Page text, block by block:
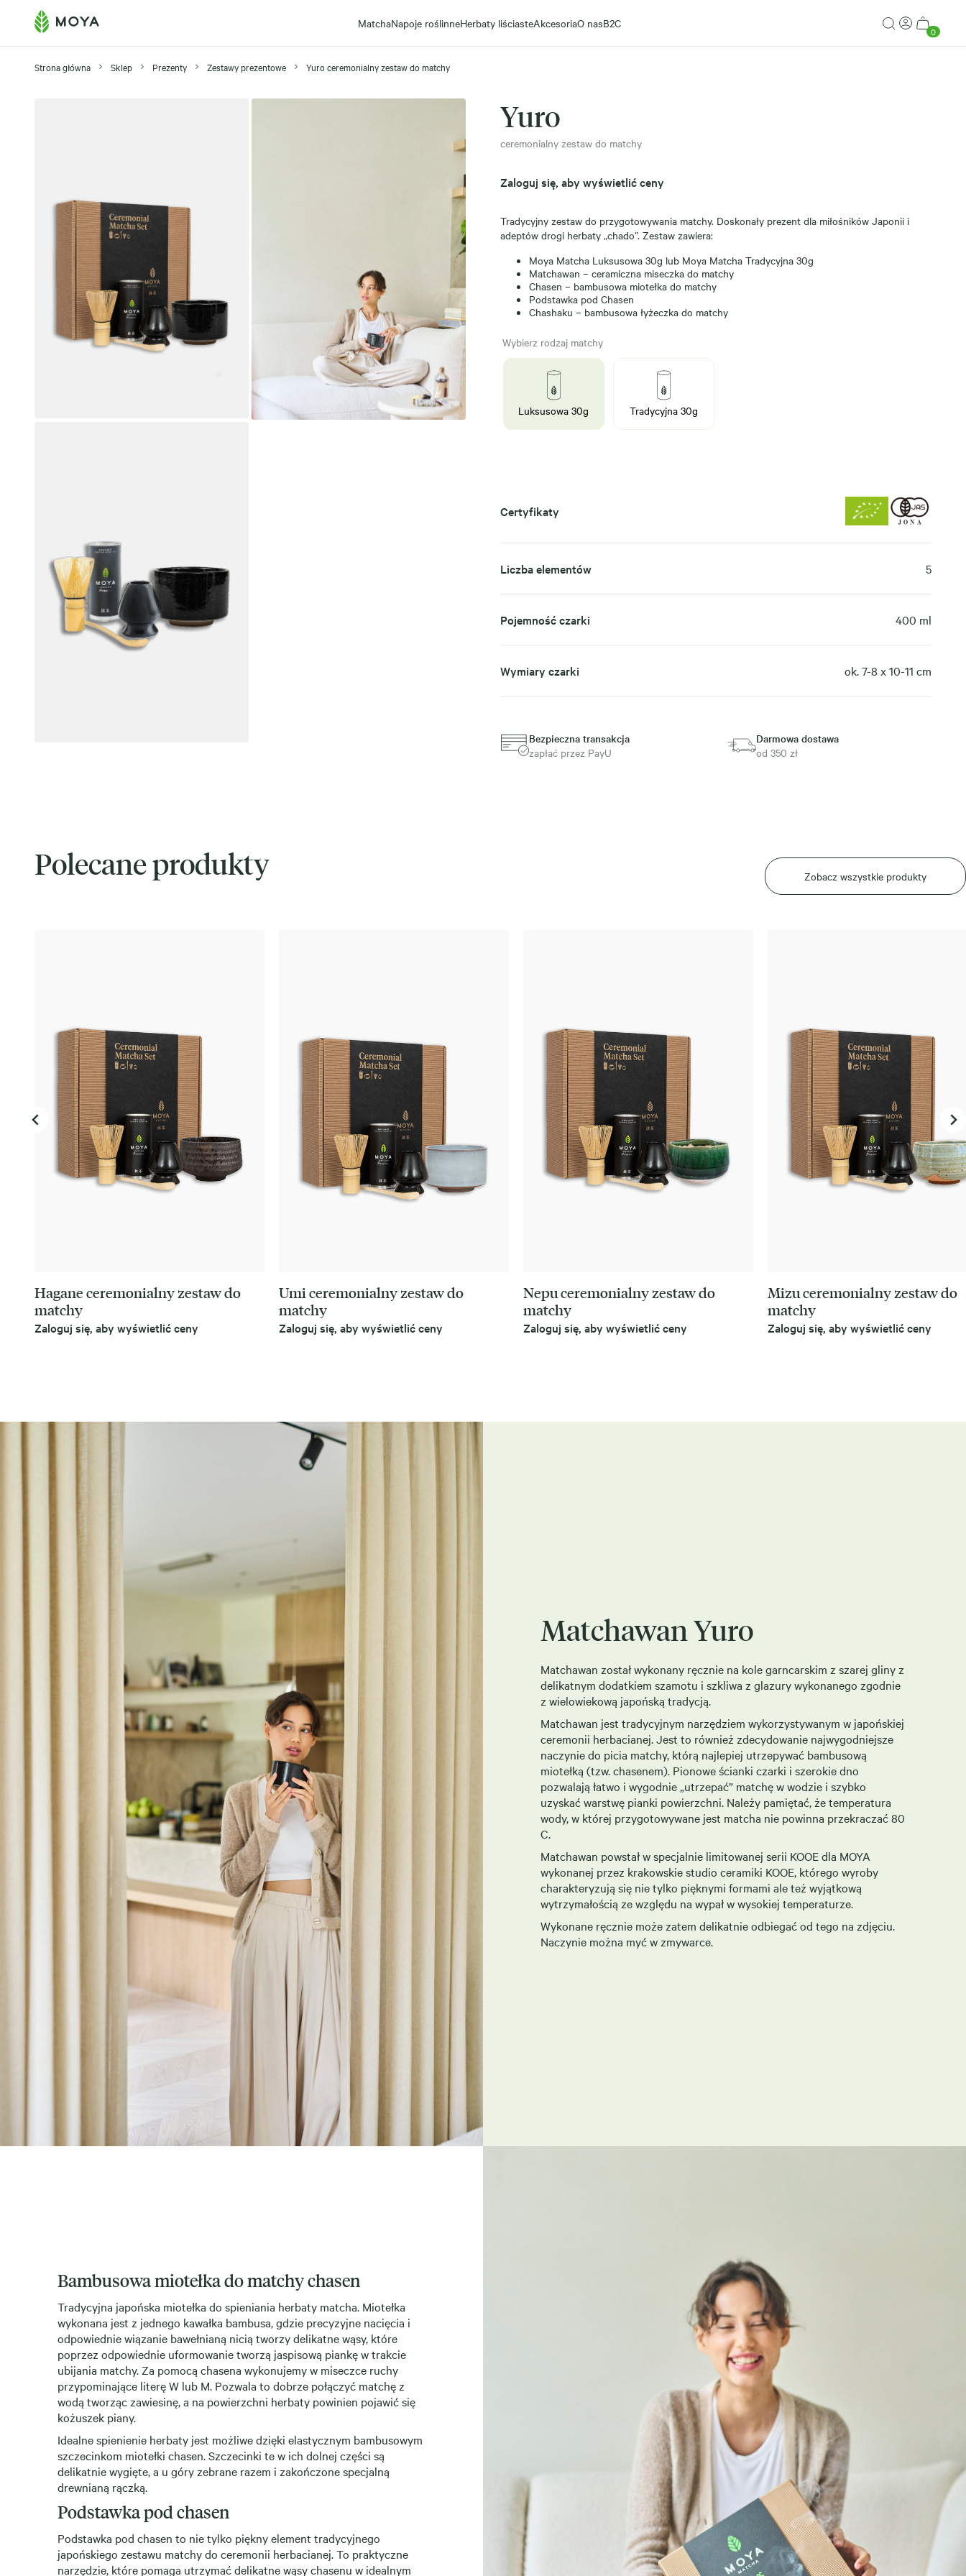
MatchaNapoje roślinneHerbaty liściasteAkcesoriaO nasB2C
0
Strona główna Sklep Prezenty Zestawy prezentowe Yuro ceremonialny zestaw do matchy
Yuro
ceremonialny zestaw do matchy
Zaloguj się, aby wyświetlić ceny
Tradycyjny zestaw do przygotowywania matchy. Doskonały prezent dla miłośników Japonii i
adeptów drogi herbaty „chado”. Zestaw zawiera:
Moya Matcha Luksusowa 30g lub Moya Matcha Tradycyjna 30g
Matchawan – ceramiczna miseczka do matchy
Chasen – bambusowa miotełka do matchy
Podstawka pod Chasen
Chashaku – bambusowa łyżeczka do matchy
Wybierz rodzaj matchy
Luksusowa 30g Tradycyjna 30g
Certyfikaty
Liczba elementów 5
Pojemność czarki 400 ml
Wymiary czarki ok. 7-8 x 10-11 cm
Bezpieczna transakcja
zapłać przez PayU
Darmowa dostawa
od 350 zł
Polecane produkty Zobacz wszystkie produkty
Hagane ceremonialny zestaw do
matchy
Zaloguj się, aby wyświetlić ceny
Umi ceremonialny zestaw do
matchy
Zaloguj się, aby wyświetlić ceny
Nepu ceremonialny zestaw do
matchy
Zaloguj się, aby wyświetlić ceny
Mizu ceremonialny zestaw do
matchy
Zaloguj się, aby wyświetlić ceny
Matchawan Yuro
Matchawan został wykonany ręcznie na kole garncarskim z szarej gliny z
delikatnym dodatkiem szamotu i szkliwa z glazury wykonanego zgodnie
z wielowiekową japońską tradycją.
Matchawan jest tradycyjnym narzędziem wykorzystywanym w japońskiej
ceremonii herbacianej. Jest to również zdecydowanie najwygodniejsze
naczynie do picia matchy, którą najlepiej utrzepywać bambusową
miotełką (tzw. chasenem). Pionowe ścianki czarki i szerokie dno
pozwalają łatwo i wygodnie „utrzepać” matchę w wodzie i szybko
uzyskać warstwę pianki powierzchni. Należy pamiętać, że temperatura
wody, w której przygotowywane jest matcha nie powinna przekraczać 80
C.
Matchawan powstał w specjalnie limitowanej serii KOOE dla MOYA
wykonanej przez krakowskie studio ceramiki KOOE, którego wyroby
charakteryzują się nie tylko pięknymi formami ale też wyjątkową
wytrzymałością ze względu na wypał w wysokiej temperaturze.
Wykonane ręcznie może zatem delikatnie odbiegać od tego na zdjęciu.
Naczynie można myć w zmywarce.
Bambusowa miotełka do matchy chasen
Tradycyjna japońska miotełka do spieniania herbaty matcha. Miotełka
wykonana jest z jednego kawałka bambusa, gdzie precyzyjne nacięcia i
odpowiednie wiązanie bawełnianą nicią tworzy delikatne wąsy, które
poprzez odpowiednie uformowanie tworzą jaspisową piankę w trakcie
ubijania matchy. Za pomocą chasena wykonujemy w miseczce ruchy
przypominające literę W lub M. Pozwala to dobrze połączyć matchę z
wodą tworząc zawiesinę, a na powierzchni herbaty powinien pojawić się
kożuszek piany.
Idealne spienienie herbaty jest możliwe dzięki elastycznym bambusowym
szczecinkom miotełki chasen. Szczecinki te w ich dolnej części są
delikatnie wygięte, a u góry zebrane razem i zakończone specjalną
drewnianą rączką.
Podstawka pod chasen
Podstawka pod chasen to nie tylko piękny element tradycyjnego
japońskiego zestawu matchy do ceremonii herbacianej. To praktyczne
narzędzie, które pomaga utrzymać delikatne wąsy chasenu w idealnym